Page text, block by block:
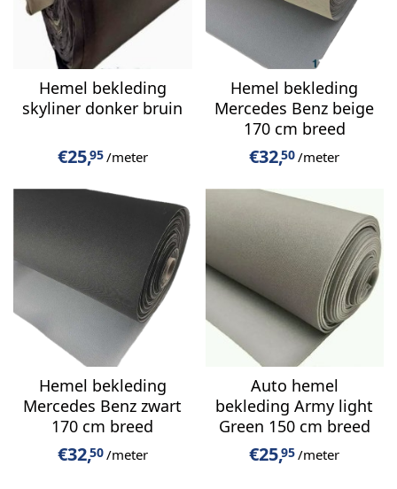
Hemel bekleding
skyliner donker bruin
€25,95/meter
Hemel bekleding
Mercedes Benz beige
170 cm breed
€32,50/meter
Hemel bekleding
Mercedes Benz zwart
170 cm breed
€32,50/meter
Auto hemel
bekleding Army light
Green 150 cm breed
€25,95/meter